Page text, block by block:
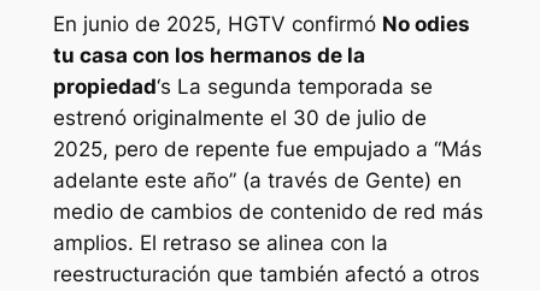
En junio de 2025, HGTV confirmó No odies
tu casa con los hermanos de la
propiedad‘s La segunda temporada se
estrenó originalmente el 30 de julio de
2025, pero de repente fue empujado a “Más
adelante este año” (a través de Gente) en
medio de cambios de contenido de red más
amplios. El retraso se alinea con la
reestructuración que también afectó a otros